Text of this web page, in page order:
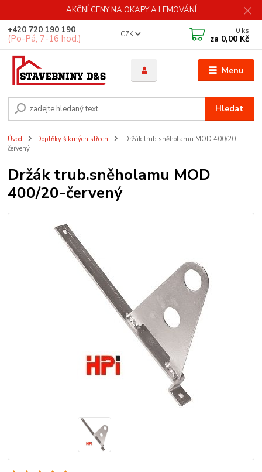
AKČNÍ CENY NA OKAPY A LEMOVÁNÍ
Menu
CZK
Hledat
+420 720 190 190
(Po-Pá, 7-16 hod.)
0 ks
za 0,00 Kč
Úvod Doplňky šikmých střech
Držák trub.sněholamu MOD 400/20-
červený
Držák trub.sněholamu MOD
400/20-červený